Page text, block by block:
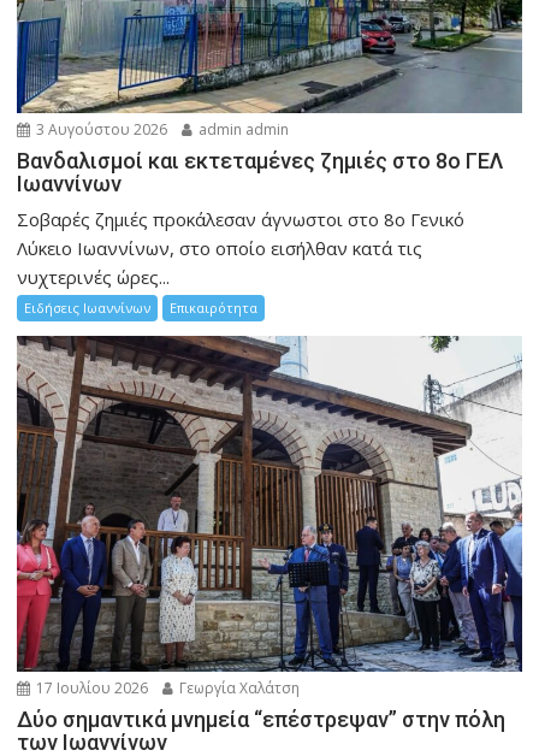
3 Αυγούστου 2026 admin admin
Βανδαλισμοί και εκτεταμένες ζημιές στο 8ο ΓΕΛ
Ιωαννίνων
Σοβαρές ζημιές προκάλεσαν άγνωστοι στο 8ο Γενικό
Λύκειο Ιωαννίνων, στο οποίο εισήλθαν κατά τις
νυχτερινές ώρες...
Ειδήσεις Ιωαννίνων Επικαιρότητα
17 Ιουλίου 2026 Γεωργία Χαλάτση
Δύο σημαντικά μνημεία “επέστρεψαν” στην πόλη
των Ιωαννίνων